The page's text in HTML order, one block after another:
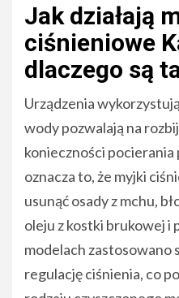
Jak działają
ciśnieniowe
dlaczego są
Urządzenia
wody pozwalają na
konieczności
oznacza to, że myjki
usunąć osady z mchu,
oleju z kostki brukowej i
modelach zastosowano
regulację ciśnienia, co